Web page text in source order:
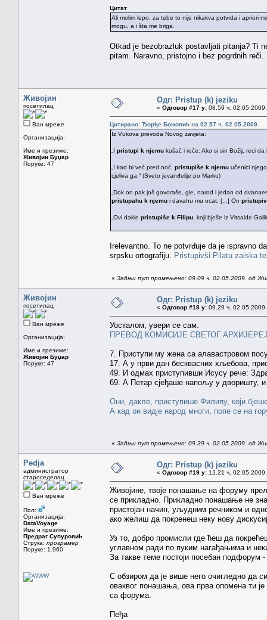
Цитат
Ali molim lepo, za tebe to nije nikakva potvrda i apriori
mogu, a i šta me briga.
Otkad je bezobrazluk postavljati pitanja? Ti
pitam. Naravno, pristojno i bez pogrdnih reči.
Живојин
посетилац
Ван мреже
Организација:
Име и презиме:
Живојин Буџар
Поруке: 47
Одг: Pristup (k) jeziku
« Одговор #17 у: 08.59 ч.
Цитирано: Ђорђе Божовић на 02.57 ч. 02.05.2009.
Iz Vukova prevoda Novog zavjeta:
„I pristupi k njemu kušač i reče: Ako si sin Božij, reci
„I kad bi već pred noć, pristupiše k njemu učenici
cjeliva ga.“ (Sveto jevanđelije po Marku)
„Dok on pak još govoraše, gle, narod i jedan od
pristupahu k njemu i davahu mu ocat, [...] On
„Ovi dakle pristupiše k Filipu , koji bješe iz Vitsaide
Irelevantno. To ne potvrđuje da je ispravno
srpsku ortografiju. Pristupivši Pilatu zaiska
« Задњи пут промењено: 09.09 ч. 02.05.2009. од
Живојин
посетилац
Ван мреже
Организација:
Име и презиме:
Живојин Буџар
Поруке: 47
Одг: Pristup (k) jeziku
« Одговор #18 у: 09.29 ч.
Уосталом, увери се сам.
ПРЕВОД КОМИСИЈЕ СВЕТОГ
7. Приступи му жена са алавастровом
17. А у први дан бесквасних хљебова,
49. И одмах приступивши Исусу рече:
69. А Петар сјеђаше напољу у дворишту,
Они, дакле, приступише Филипу, који
А кад он видје народ многи, попе се на
« Задњи пут промењено: 09.39 ч. 02.05.2009. од
Pedja
администратор
староседелац
Ван мреже
Пол:
Организација:
DataVoyage
Име и презиме:
Предраг Супуровић
Струка: програмер
Поруке: 1.960
Одг: Pristup (k) jeziku
« Одговор #19 у: 12.21 ч.
Живојине, твоје понашање на форуму
се прикладно. Прикладно понашање не
пристојан начин, уљудним речником и
ако желиш да покренеш неку нову
Уз то, добро промисли где ћеш да
углавном ради по пуким нагађањима и
За такве теме постоји посебан подфорум
С обзиром да је више него очигледно да
оваквог понашања, ова прва опомена ти
са форума.
Пеђа